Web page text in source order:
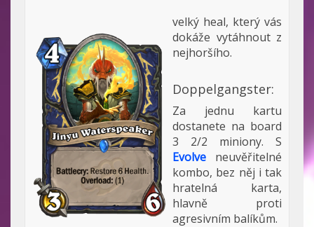
velký heal, který vás
dokáže vytáhnout z
nejhoršího.
Doppelgangster:
Za jednu kartu
dostanete na board
3 2/2 miniony. S
Evolve neuvěřitelné
kombo, bez něj i tak
hratelná karta,
hlavně proti
agresivním balíkům.